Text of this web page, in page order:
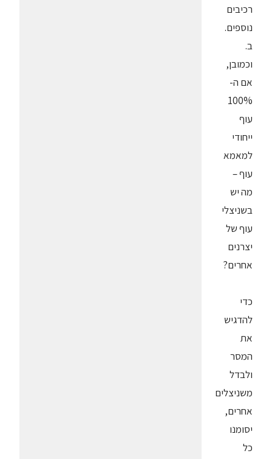
רכיבים
נוספים.
ב.
וכמובן,
אם ה-
100%
עוף
ייחודי
למאמא
עוף –
מה יש
בשניצלי
עוף של
יצרנים
אחרים?
כדי
להדגיש
את
המסר
ולבדל
משניצלים
אחרים,
יסומנו
כל